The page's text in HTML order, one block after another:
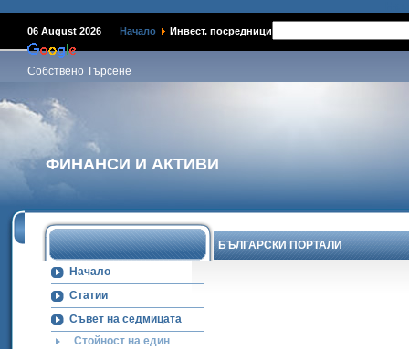
06 August 2026 Начало Инвест. посредници
Собствено Търсене
ФИНАНСИ И АКТИВИ
Начало
Статии
Съвет на седмицата
Стойност на един
БЪЛГАРСКИ ПОРТАЛИ